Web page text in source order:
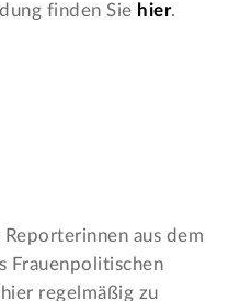
finden Sie hier.
Reporterinnen aus dem
Frauen­politischen
regelmäßig zu